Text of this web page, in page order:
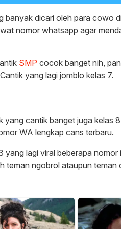
banyak dicari oleh para cowo
nomor whatsapp agar
SMP cocok banget nih,
yang lagi jomblo kelas 7.
cantik banget juga kelas
WA lengkap cans terbaru.
lagi viral beberapa nomor
teman ngobrol ataupun teman